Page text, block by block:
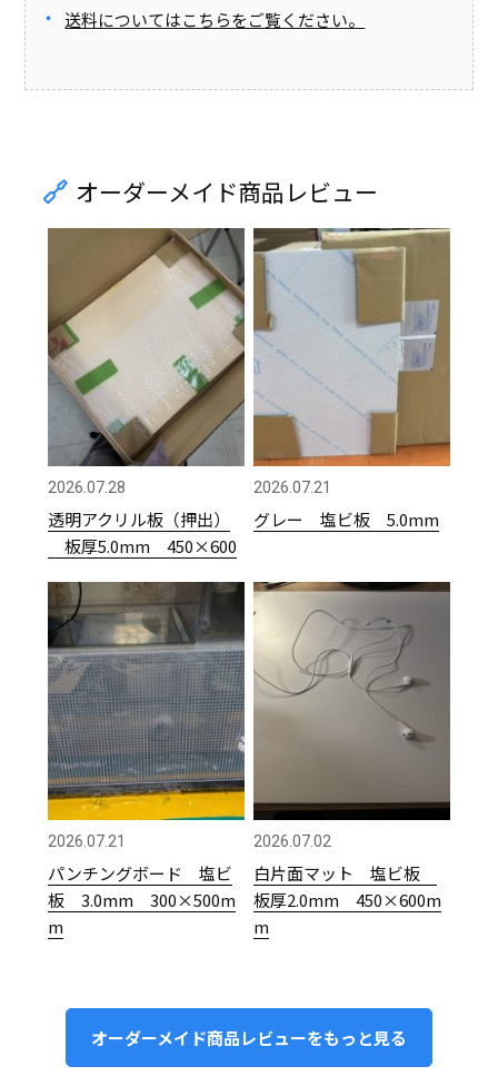
送料についてはこちらをご覧ください。
オーダーメイド商品レビュー
2026.07.28
透明アクリル板（押出）
板厚5.0mm 450×600
2026.07.21
グレー 塩ビ板 5.0mm
2026.07.21
パンチングボード 塩ビ
板 3.0mm 300×500m
m
2026.07.02
白片面マット 塩ビ板
板厚2.0mm 450×600m
m
オーダーメイド商品レビューをもっと見る